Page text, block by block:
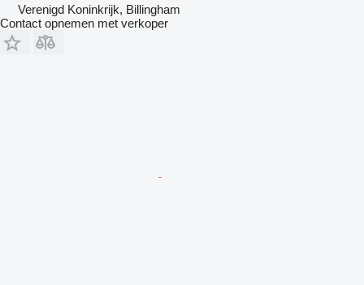
Verenigd Koninkrijk, Billingham
Contact opnemen met verkoper